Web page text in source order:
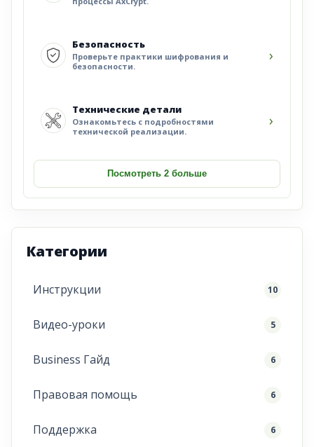
Безопасность
Проверьте практики шифрования и
безопасности.
›
Технические детали
Ознакомьтесь с подробностями
технической реализации.
›
Посмотреть 2 больше
Категории
Инструкции 10
Видео-уроки 5
Business Гайд 6
Правовая помощь 6
Поддержка 6